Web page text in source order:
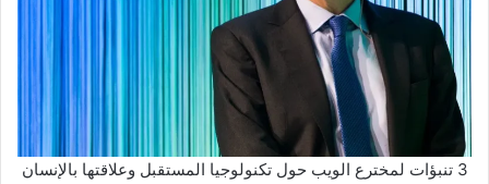
3 تنبؤات لمخترع الويب حول تكنولوجيا المستقبل وعلاقتها بالإنسان